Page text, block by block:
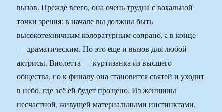
вызов. Прежде всего, она очень трудна с вокальной
точки зрения: в начале вы должны быть
высокотехничным колоратурным сопрано, а в конце
— драматическим. Но это еще и вызов для любой
актрисы. Виолетта — куртизанка из высшего
общества, но к финалу она становится святой и уходит
в небо, где всё ей будет прощено. Из женщины
несчастной, живущей материальными инстинктами,